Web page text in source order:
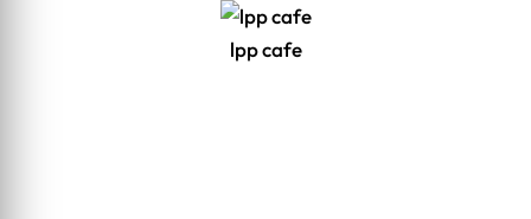
lpp cafe